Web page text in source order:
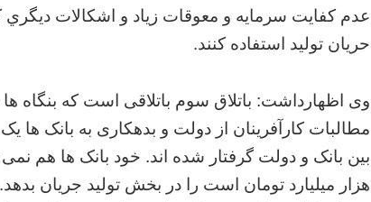
عدم کفایت سرمایه و معوقات زیاد و اشكالات ديگري
حريان توليد استفاده كنند.
وی اظهارداشت: باتلاق سوم باتلاقی است كه بنگاه ها
مطالبات کارآفرینان از دولت و بدهکاری به بانک ها
بین بانک و دولت گرفتار شده اند. خود بانک ها هم نمی
هزار میلیارد تومان است را در بخش تولید جریان